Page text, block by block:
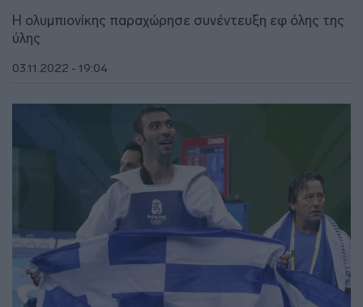
Η ολυμπιονίκης παραχώρησε συνέντευξη εφ όλης της
ύλης
03.11.2022 - 19:04